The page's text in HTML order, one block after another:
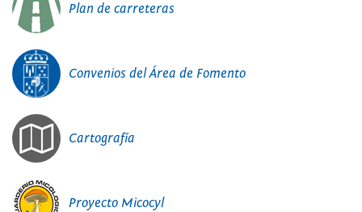
Plan de carreteras
Convenios del Área de Fomento
Cartografía
Proyecto Micocyl